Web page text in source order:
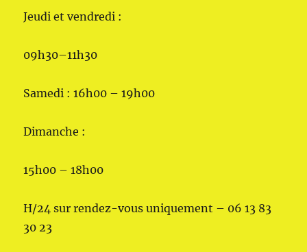
Jeudi et vendredi :
09h30–11h30
Samedi : 16h00 – 19h00
Dimanche :
15h00 – 18h00
H/24 sur rendez-vous uniquement – 06 13 83
30 23